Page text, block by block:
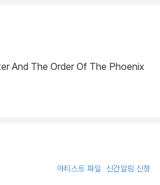
시리우스와 친구들을 만나게 된다. 시리
활약상을 알게 된 해리는 용기를 얻고
장관 코넬리우스 퍼지는 해리를 법정에
재로 무죄 판결을 받는다. 드디어 학교
들어 한다.
마법학교에 '어둠의 마법 방어술' 과목
And The Order Of The Phoenix
게 삭제된 장면들
아티스트 파일 신간알림 신청